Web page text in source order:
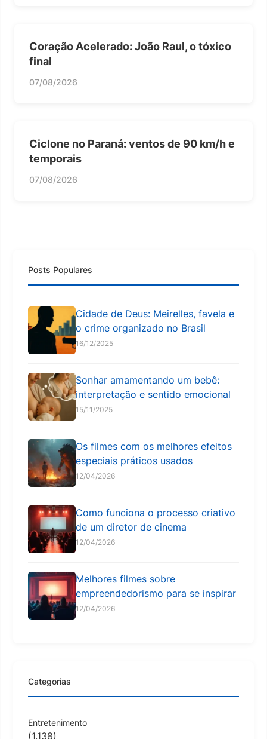
Coração Acelerado: João Raul, o tóxico
final
07/08/2026
Ciclone no Paraná: ventos de 90 km/h e
temporais
07/08/2026
Posts Populares
Cidade de Deus: Meirelles, favela e
o crime organizado no Brasil
16/12/2025
Sonhar amamentando um bebê:
interpretação e sentido emocional
15/11/2025
Os filmes com os melhores efeitos
especiais práticos usados
12/04/2026
Como funciona o processo criativo
de um diretor de cinema
12/04/2026
Melhores filmes sobre
empreendedorismo para se inspirar
12/04/2026
Categorias
Entretenimento
(1.138)